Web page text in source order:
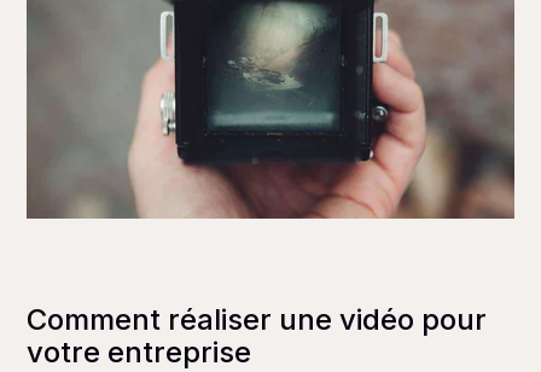
Comment réaliser une vidéo pour
votre entreprise